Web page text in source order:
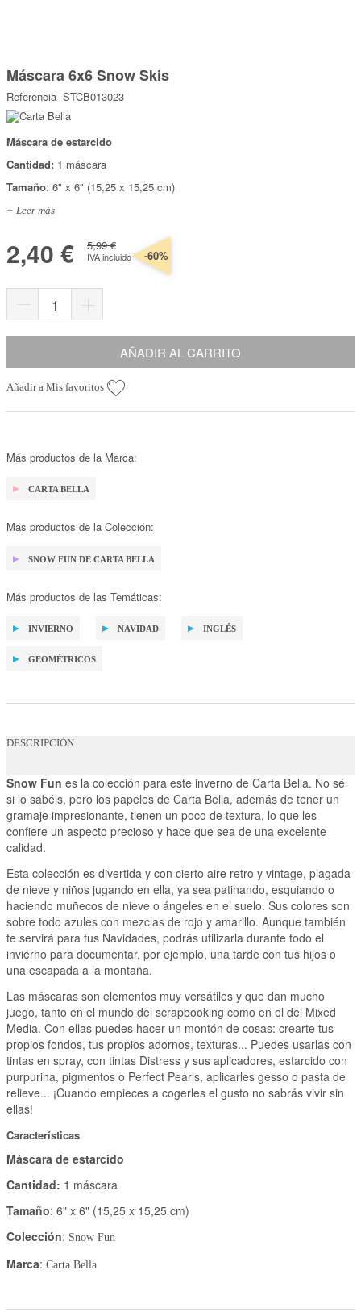
Top Ventas
Temática
Somos Kimidori
comienzo
de
la
galería
de
imágenes
Máscara 6x6 Snow Skis
Referencia STCB013023
Máscara de estarcido
Cantidad: 1 máscara
Tamaño: 6" x 6" (15,25 x 15,25 cm)
+ Leer más
2,40 € 5,99 €
IVA incluido -60%
AÑADIR AL CARRITO
Añadir a Mis favoritos
Más productos de la Marca:
CARTA BELLA
Más productos de la Colección:
SNOW FUN DE CARTA BELLA
Más productos de las Temáticas:
INVIERNO NAVIDAD INGLÉS
GEOMÉTRICOS
DESCRIPCIÓN
Snow Fun es la colección para este inverno de Carta Bella. No sé
si lo sabéis, pero los papeles de Carta Bella, además de tener un
gramaje impresionante, tienen un poco de textura, lo que les
confiere un aspecto precioso y hace que sea de una excelente
calidad.
Esta colección es divertida y con cierto aire retro y vintage, plagada
de nieve y niños jugando en ella, ya sea patinando, esquiando o
haciendo muñecos de nieve o ángeles en el suelo. Sus colores son
sobre todo azules con mezclas de rojo y amarillo. Aunque también
te servirá para tus Navidades, podrás utilizarla durante todo el
invierno para documentar, por ejemplo, una tarde con tus hijos o
una escapada a la montaña.
Las máscaras son elementos muy versátiles y que dan mucho
juego, tanto en el mundo del scrapbooking como en el del Mixed
Media. Con ellas puedes hacer un montón de cosas: crearte tus
propios fondos, tus propios adornos, texturas... Puedes usarlas con
tintas en spray, con tintas Distress y sus aplicadores, estarcido con
purpurina, pigmentos o Perfect Pearls, aplicarles gesso o pasta de
relieve... ¡Cuando empieces a cogerles el gusto no sabrás vivir sin
ellas!
Características
Máscara de estarcido
Cantidad: 1 máscara
Tamaño: 6" x 6" (15,25 x 15,25 cm)
Colección: Snow Fun
Marca: Carta Bella